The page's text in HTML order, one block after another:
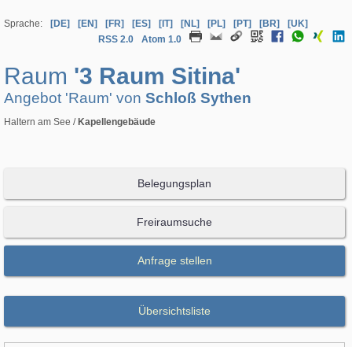
Sprache: [DE] [EN] [FR] [ES] [IT] [NL] [PL] [PT] [BR]
[UK]
RSS 2.0
Atom 1.0
Raum '3 Raum Sitina'
Angebot 'Raum' von Schloß Sythen
Haltern am See / Kapellengebäude
Belegungsplan
Freiraumsuche
Anfrage stellen
Übersichtsliste